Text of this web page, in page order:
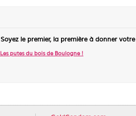
Soyez le premier, la première à donner
Les putes du bois de Boulogne!